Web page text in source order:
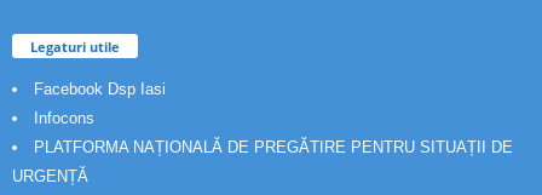
Legaturi utile
Facebook Dsp Iasi
Infocons
PLATFORMA NAȚIONALĂ DE PREGĂTIRE PENTRU SITUAȚII DE
URGENȚĂ